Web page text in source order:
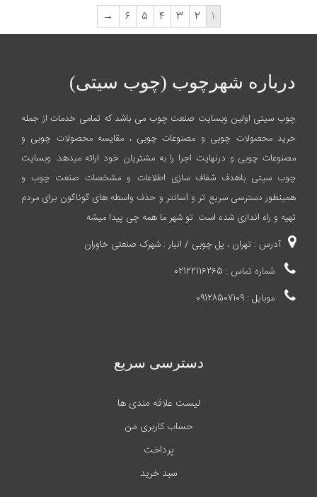
1
2
3
4
5
6
→
درباره شهرچوب (چوب سیتی)
چوب سیتی اولین وبسایت صنعت چوب می باشد که تمامی خدمات از جمله
خرید محصولات چوبی و مصنوعات چوبی ، مقایسه محصولات چوبی و
مصنوعات چوبی و درنهایت اجرا را به مشتریان خود ارائه میدهد. وبسایت
چوب سیتی باهدف شفاف سازی اطلاعات و مشخصات صنعت چوب و
همینطور دسترسی سریع تر و آسانتر و حذف واسطه های گوناگون برای مردم
تهیه و راه اندازی شده است. تو شهر ما همه چی پیدا میشه
آدرس : تهران ، پل چوبی / انبار : شهرک صنعتی خاوران
شماره تماس : 02122116265
موبایل : 09128507109
دسترسی سریع
لیست علاقه مندی ها
حساب کاربری من
پرداخت
سبد خرید